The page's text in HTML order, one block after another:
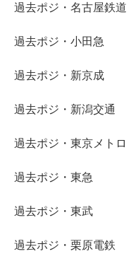
過去ポジ・名古屋鉄道
過去ポジ・小田急
過去ポジ・新京成
過去ポジ・新潟交通
過去ポジ・東京メトロ
過去ポジ・東急
過去ポジ・東武
過去ポジ・栗原電鉄